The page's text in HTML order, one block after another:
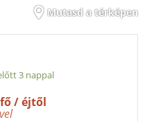
Mutasd a térképen
3 nappal
fő / éjtől